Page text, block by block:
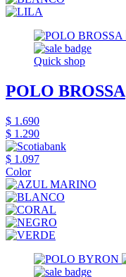
Quick shop
POLO BROSSA
$ 1.690
$ 1.290
$ 1.097
Color